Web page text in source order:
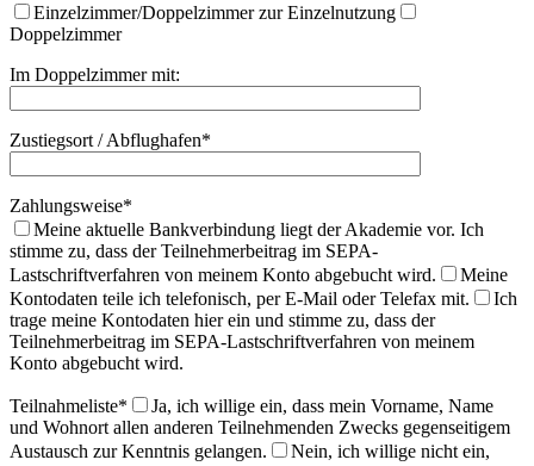
Einzelzimmer/Doppelzimmer zur Einzelnutzung
Doppelzimmer
Im Doppelzimmer mit:
Zustiegsort / Abflughafen*
Zahlungsweise*
Meine aktuelle Bankverbindung liegt der Akademie vor. Ich
stimme zu, dass der Teilnehmerbeitrag im SEPA-
Lastschriftverfahren von meinem Konto abgebucht wird.
Meine
Kontodaten teile ich telefonisch, per E-Mail oder Telefax mit.
Ich
trage meine Kontodaten hier ein und stimme zu, dass der
Teilnehmerbeitrag im SEPA-Lastschriftverfahren von meinem
Konto abgebucht wird.
Teilnahmeliste*
Ja, ich willige ein, dass mein Vorname, Name
und Wohnort allen anderen Teilnehmenden Zwecks gegenseitigem
Austausch zur Kenntnis gelangen.
Nein, ich willige nicht ein,